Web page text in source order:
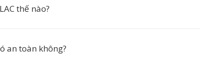
thế nào?
an toàn không?